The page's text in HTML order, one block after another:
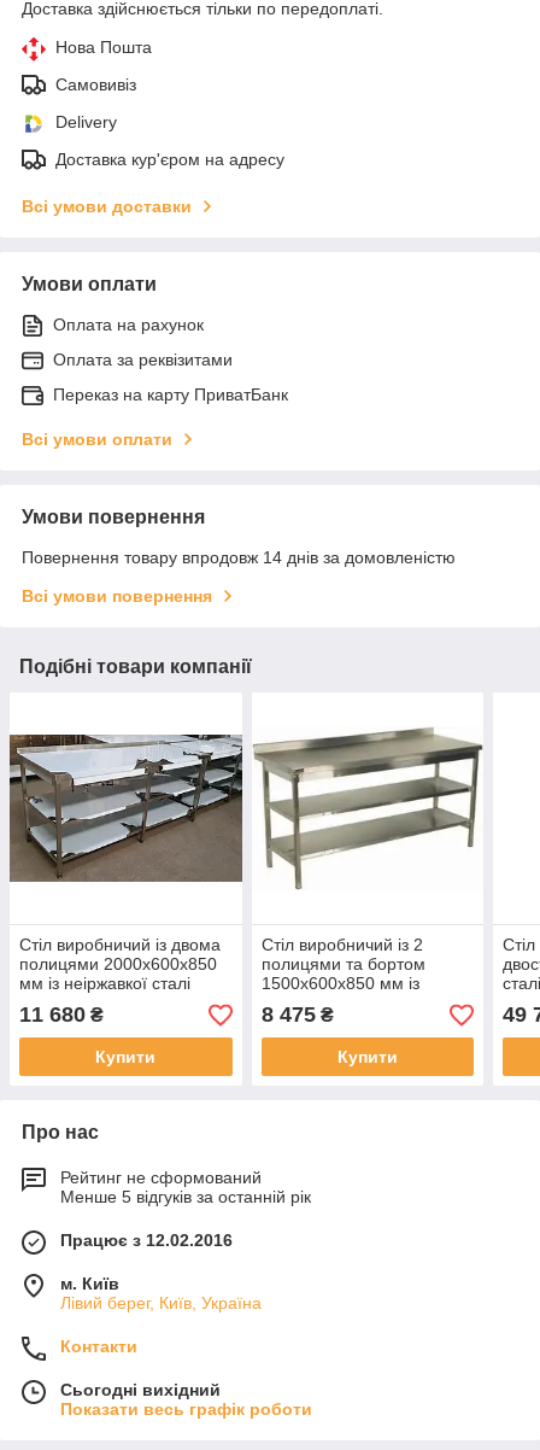
Доставка здійснюється тільки по передоплаті.
Нова Пошта
Самовивіз
Delivery
Доставка кур'єром на адресу
Всі умови доставки
Умови оплати
Оплата на рахунок
Оплата за реквізитами
Переказ на карту ПриватБанк
Всі умови оплати
Умови повернення
Повернення товару впродовж 14 днів за домовленістю
Всі умови повернення
Подібні товари компанії
Стіл виробничий із двома
полицями 2000х600х850
мм із неіржавкої сталі
11 680 ₴
Купити
Стіл виробничий із 2
полицями та бортом
1500х600х850 мм із
неіржавкої сталі
8 475₴
Купити
49
Про нас
Рейтинг не сформований
Менше 5 відгуків за останній рік
Працює з 12.02.2016
м. Київ
Лівий берег, Київ, Україна
Контакти
Сьогодні вихідний
Показати весь графік роботи